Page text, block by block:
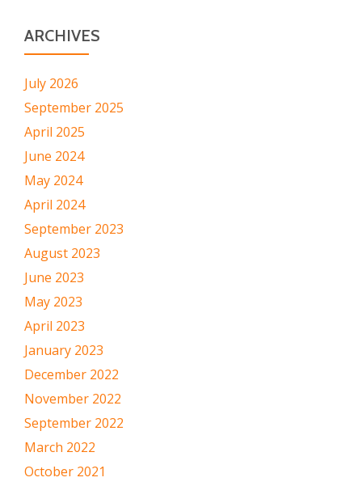
ARCHIVES
July 2026
September 2025
April 2025
June 2024
May 2024
April 2024
September 2023
August 2023
June 2023
May 2023
April 2023
January 2023
December 2022
November 2022
September 2022
March 2022
October 2021